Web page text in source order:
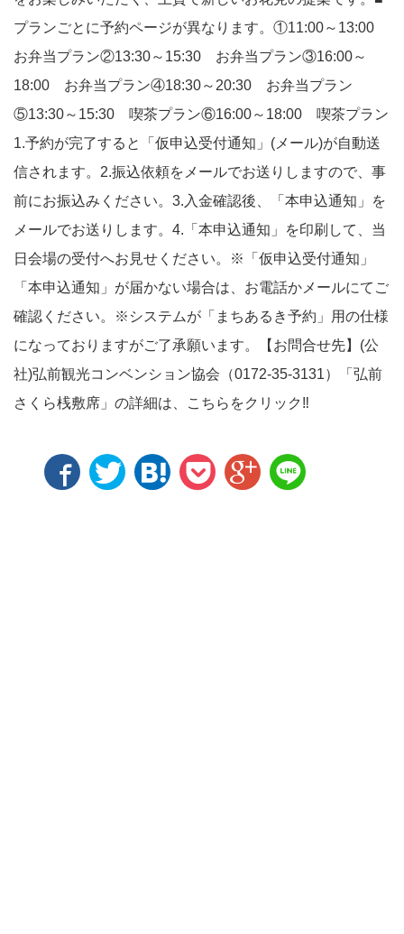
プランごとに予約ページが異なります。①11:00～13:00
お弁当プラン②13:30～15:30 お弁当プラン③16:00～
18:00 お弁当プラン④18:30～20:30 お弁当プラン
⑤13:30～15:30 喫茶プラン⑥16:00～18:00 喫茶プラン
1.予約が完了すると「仮申込受付通知」(メール)が自動送
信されます。2.振込依頼をメールでお送りしますので、事
前にお振込みください。3.入金確認後、「本申込通知」を
メールでお送りします。4.「本申込通知」を印刷して、当
日会場の受付へお見せください。※「仮申込受付通知」
「本申込通知」が届かない場合は、お電話かメールにてご
確認ください。※システムが「まちあるき予約」用の仕様
になっておりますがご了承願います。【お問合せ先】(公
社)弘前観光コンベンション協会（0172-35-3131）「弘前
さくら桟敷席」の詳細は、こちらをクリック‼